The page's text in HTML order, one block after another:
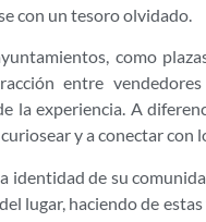
con un tesoro olvidado.
como
entre
la experiencia. A
y a conectar con
identidad de su
lugar, haciendo de